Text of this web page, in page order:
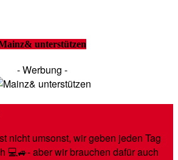
unterstützen
- Werbung -
nicht umsonst, wir geben jeden Tag
💻🚙- aber wir brauchen dafür auch